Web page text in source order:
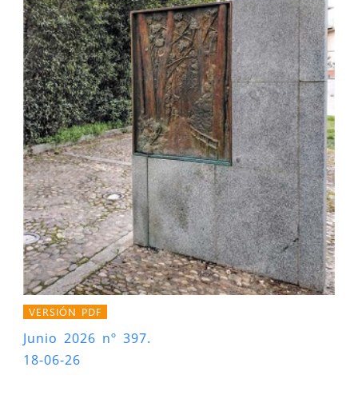
VERSIÓN PDF
Junio 2026 nº 397.
18-06-26